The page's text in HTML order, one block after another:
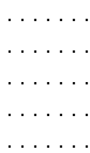
. . . . .
. . . . .
. . . . .
. . . . .
. . . . .